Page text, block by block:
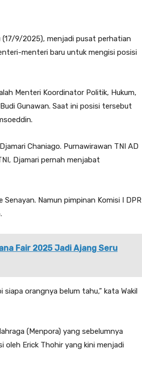
(17/9/2025), menjadi pusat perhatian
menteri baru untuk mengisi posisi
Menteri Koordinator Politik, Hukum,
Gunawan. Saat ini posisi tersebut
Chaniago. Purnawirawan TNI AD
Djamari pernah menjabat
Namun pimpinan Komisi I DPR
Fair 2025 Jadi Ajang Seru
orangnya belum tahu,” kata Wakil
(Menpora) yang sebelumnya
oleh Erick Thohir yang kini menjadi